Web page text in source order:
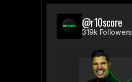
@r10score
319k Followers